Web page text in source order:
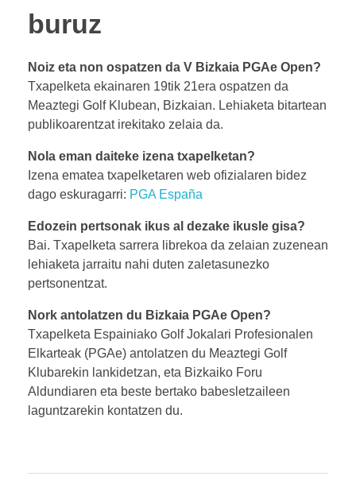
buruz
Noiz eta non ospatzen da V Bizkaia PGAe Open?
Txapelketa ekainaren 19tik 21era ospatzen da
Meaztegi Golf Klubean, Bizkaian. Lehiaketa bitartean
publikoarentzat irekitako zelaia da.
Nola eman daiteke izena txapelketan?
Izena ematea txapelketaren web ofizialaren bidez
dago eskuragarri: PGA España
Edozein pertsonak ikus al dezake ikusle gisa?
Bai. Txapelketa sarrera librekoa da zelaian zuzenean
lehiaketa jarraitu nahi duten zaletasunezko
pertsonentzat.
Nork antolatzen du Bizkaia PGAe Open?
Txapelketa Espainiako Golf Jokalari Profesionalen
Elkarteak (PGAe) antolatzen du Meaztegi Golf
Klubarekin lankidetzan, eta Bizkaiko Foru
Aldundiaren eta beste bertako babesletzaileen
laguntzarekin kontatzen du.